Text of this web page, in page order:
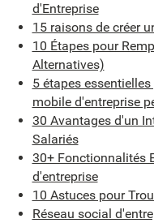
d'Entreprise
15 raisons de créer
10 Étapes pour
Alternatives)
5 étapes
mobile d'entreprise
30 Avantages d'un
Salariés
30+ Fonctionnalités
d'entreprise
10 Astuces pour
Réseau social